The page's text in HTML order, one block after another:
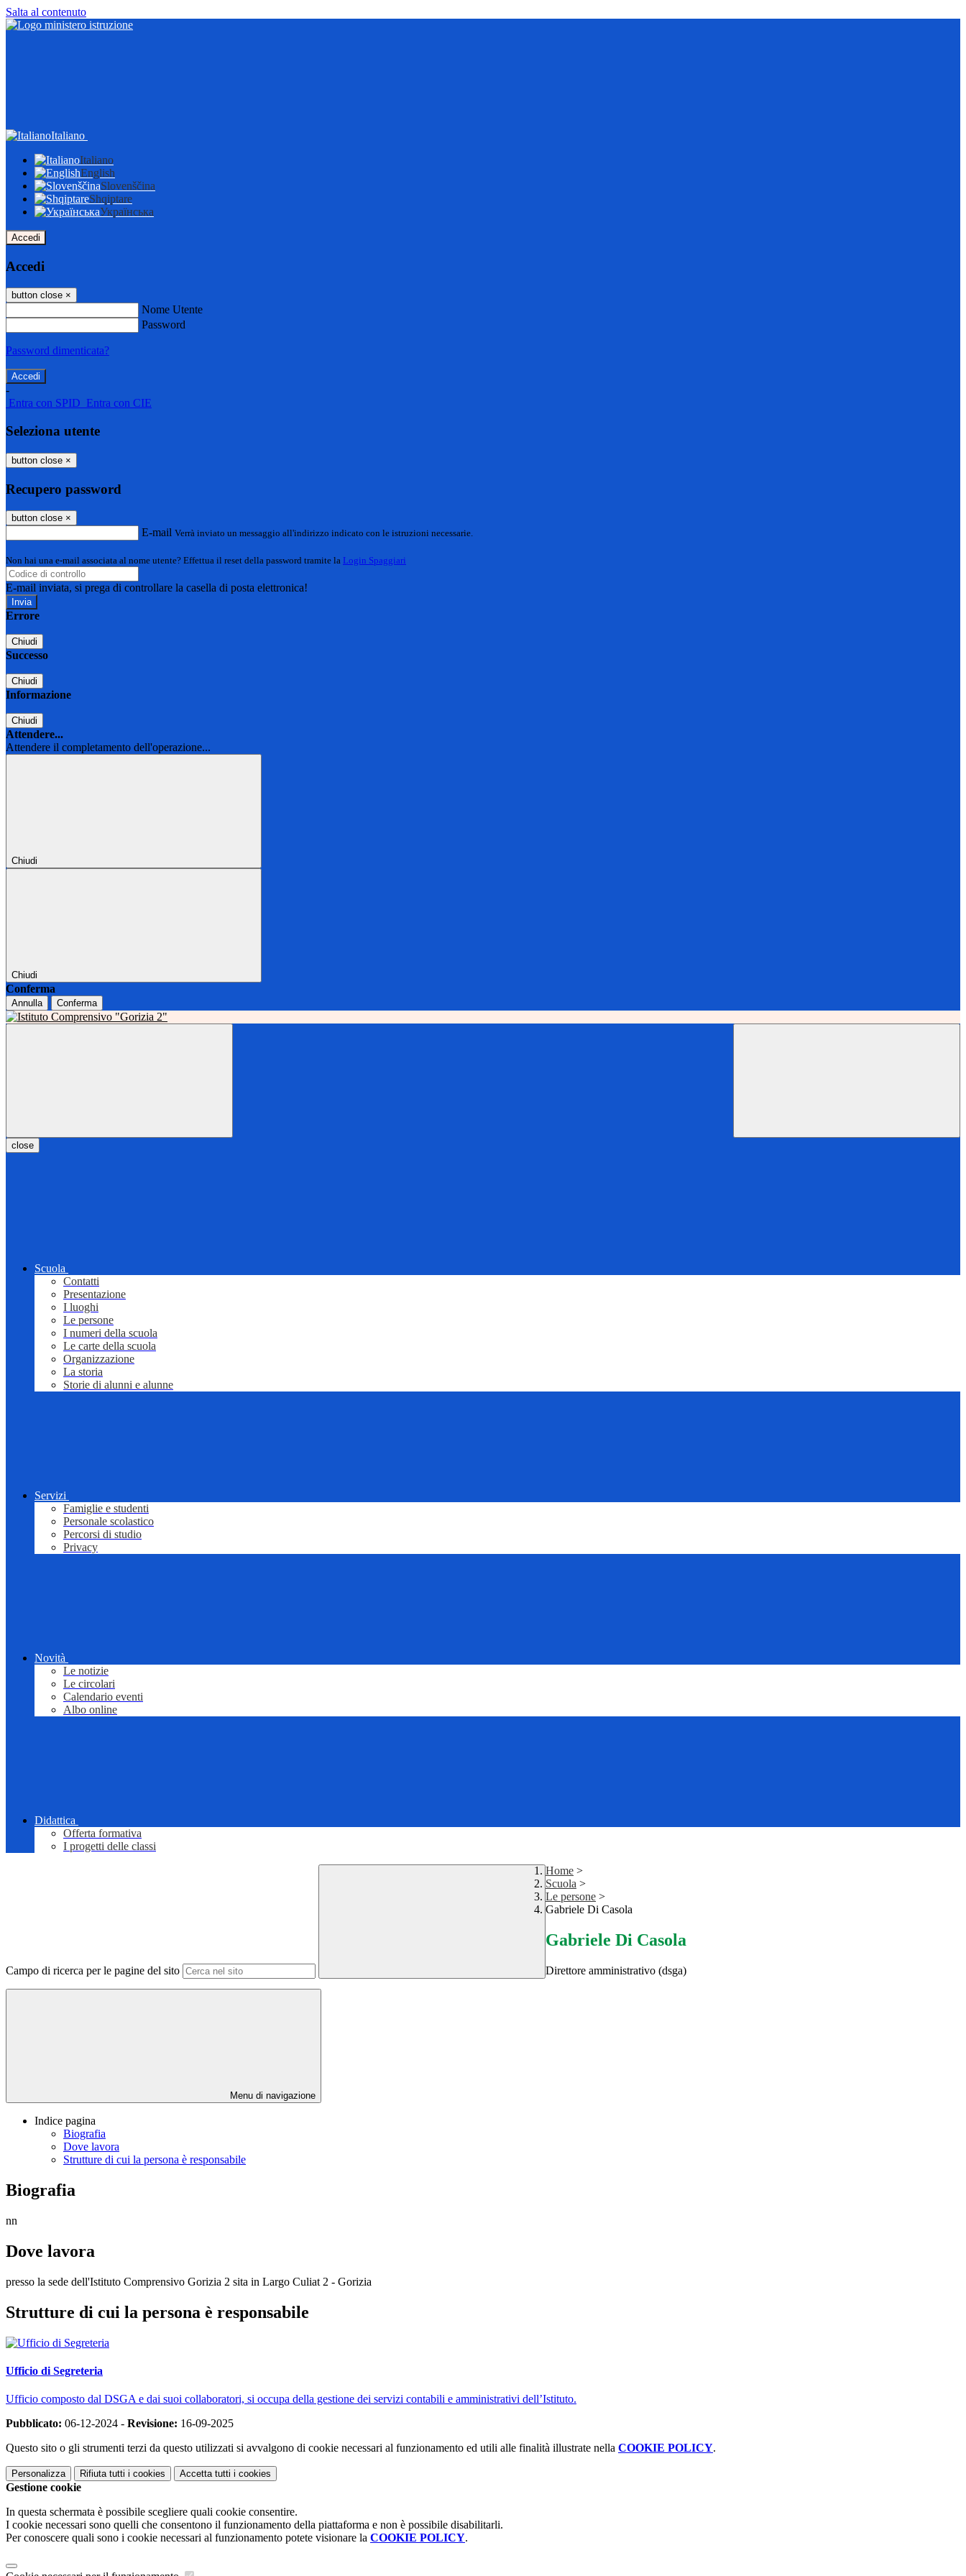
Salta al contenuto
Italiano
Italiano
English
Slovenščina
Shqiptare
Українська
Accedi
Accedi
button close ×
Nome Utente
Password
Password dimenticata?
-
Entra con SPID Entra con CIE
Seleziona utente
button close ×
Recupero password
button close ×
E-mail Verrà inviato un messaggio all'indirizzo indicato con le istruzioni necessarie.
Non hai una e-mail associata al nome utente? Effettua il reset della password tramite la Login Spaggiari
E-mail inviata, si prega di controllare la casella di posta elettronica!
Errore
Chiudi
Successo
Chiudi
Informazione
Chiudi
Attendere...
Attendere il completamento dell'operazione...
Chiudi
Chiudi
Conferma
Annulla Conferma
close
Scuola
Contatti
Presentazione
I luoghi
Le persone
I numeri della scuola
Le carte della scuola
Organizzazione
La storia
Storie di alunni e alunne
Servizi
Famiglie e studenti
Personale scolastico
Percorsi di studio
Privacy
Novità
Le notizie
Le circolari
Calendario eventi
Albo online
Didattica
Offerta formativa
I progetti delle classi
Campo di ricerca per le pagine del sito
Home >
Scuola >
Le persone >
Gabriele Di Casola
Gabriele Di Casola
Direttore amministrativo (dsga)
Menu di navigazione
Indice pagina
Biografia
Dove lavora
Strutture di cui la persona è responsabile
Biografia
nn
Dove lavora
presso la sede dell'Istituto Comprensivo Gorizia 2 sita in Largo Culiat 2 - Gorizia
Strutture di cui la persona è responsabile
Ufficio di Segreteria
Ufficio composto dal DSGA e dai suoi collaboratori, si occupa della gestione dei servizi contabili e amministrativi dell’Istituto.
Pubblicato: 06-12-2024 - Revisione: 16-09-2025
Questo sito o gli strumenti terzi da questo utilizzati si avvalgono di cookie necessari al funzionamento ed utili alle finalità illustrate nella COOKIE POLICY.
Personalizza Rifiuta tutti i cookies Accetta tutti i cookies
Gestione cookie
In questa schermata è possibile scegliere quali cookie consentire.
I cookie necessari sono quelli che consentono il funzionamento della piattaforma e non è possibile disabilitarli.
Per conoscere quali sono i cookie necessari al funzionamento potete visionare la COOKIE POLICY.